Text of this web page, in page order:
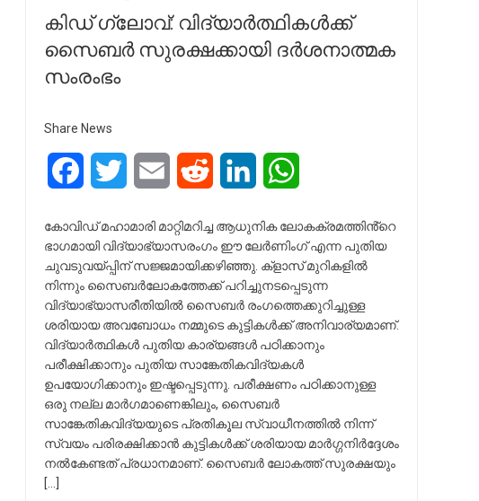
കിഡ് ഗ്ലോവ്: വിദ്യാർത്ഥികൾക്ക്
സൈബർ സുരക്ഷക്കായി ദർശനാത്മക
സംരംഭം
Share News
FacebookTwitter Email Reddit LinkedIn
കോവിഡ് മഹാമാരി മാറ്റിമറിച്ച ആധുനിക ലോകക്രമത്തിൻ്റെ
ഭാഗമായി വിദ്യാഭ്യാസരംഗം ഈ ലേർണിംഗ് എന്ന പുതിയ
ചുവടുവയ്പ്പിന് സജ്ജമായിക്കഴിഞ്ഞു. ക്‌ളാസ് മുറികളിൽ
നിന്നും സൈബർലോകത്തേക്ക് പറിച്ചുനടപ്പെടുന്ന
വിദ്യാഭ്യാസരീതിയിൽ സൈബർ രംഗത്തെക്കുറിച്ചുള്ള
ശരിയായ അവബോധം നമ്മുടെ കുട്ടികൾക്ക് അനിവാര്യമാണ്.
വിദ്യാർത്ഥികൾ പുതിയ കാര്യങ്ങൾ പഠിക്കാനും
പരീക്ഷിക്കാനും പുതിയ സാങ്കേതികവിദ്യകൾ
ഉപയോഗിക്കാനും ഇഷ്ടപ്പെടുന്നു. പരീക്ഷണം പഠിക്കാനുള്ള
ഒരു നല്ല മാർഗമാണെങ്കിലും, സൈബർ
സാങ്കേതികവിദ്യയുടെ പ്രതികൂല സ്വാധീനത്തിൽ നിന്ന്
സ്വയം പരിരക്ഷിക്കാൻ കുട്ടികൾക്ക് ശരിയായ മാർഗ്ഗനിർദ്ദേശം
നൽകേണ്ടത് പ്രധാനമാണ്. സൈബര്‍ ലോകത്ത് സുരക്ഷയും
[…]